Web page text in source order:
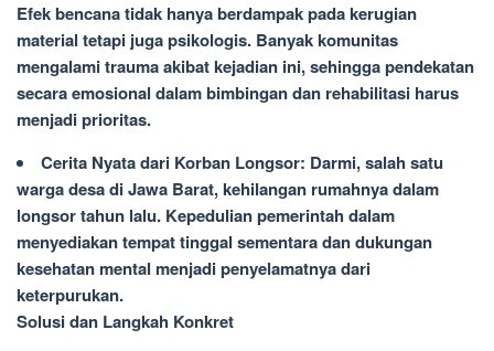
Efek bencana tidak hanya berdampak pada kerugian
material tetapi juga psikologis. Banyak komunitas
mengalami trauma akibat kejadian ini, sehingga pendekatan
secara emosional dalam bimbingan dan rehabilitasi harus
menjadi prioritas.
Cerita Nyata dari Korban Longsor: Darmi, salah satu
warga desa di Jawa Barat, kehilangan rumahnya dalam
longsor tahun lalu. Kepedulian pemerintah dalam
menyediakan tempat tinggal sementara dan dukungan
kesehatan mental menjadi penyelamatnya dari
keterpurukan.
Solusi dan Langkah Konkret